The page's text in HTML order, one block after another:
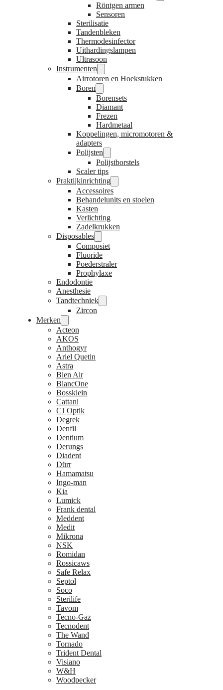
Röntgen armen
Sensoren
Sterilisatie
Tandenbleken
Thermodesinfector
Uithardingslampen
Ultrasoon
Instrumenten
Airrotoren en Hoekstukken
Boren
Borensets
Diamant
Frezen
Hardmetaal
Koppelingen, micromotoren &
adapters
Polijsten
Polijstborstels
Scaler tips
Praktijkinrichting
Accessoires
Behandelunits en stoelen
Kasten
Verlichting
Zadelkrukken
Disposables
Composiet
Fluoride
Poederstraler
Prophylaxe
Endodontie
Anesthesie
Tandtechniek
Zircon
Merken
Acteon
AKOS
Anthogyr
Ariel Quetin
Astra
Bien Air
BlancOne
Bossklein
Cattani
CJ Optik
Degrek
Denfil
Dentium
Derungs
Diadent
Dürr
Hamamatsu
Ingo-man
Kia
Lumick
Frank dental
Meddent
Medit
Mikrona
NSK
Romidan
Rossicaws
Safe Relax
Septol
Soco
Sterilife
Tavom
Tecno-Gaz
Tecnodent
The Wand
Tornado
Trident Dental
Visiano
W&H
Woodpecker